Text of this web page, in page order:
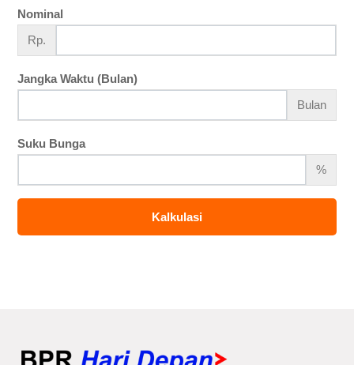
Nominal
Rp.
Jangka Waktu (Bulan)
Bulan
Suku Bunga
%
Kalkulasi